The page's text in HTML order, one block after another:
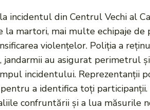
incidentul din Centrul Vechi al
martori, mai multe echipaje
violențelor. Poliția a
jandarmii au asigurat perimetrul
incidentului. Reprezentanții
a identifica toți
confruntării și a lua măsurile